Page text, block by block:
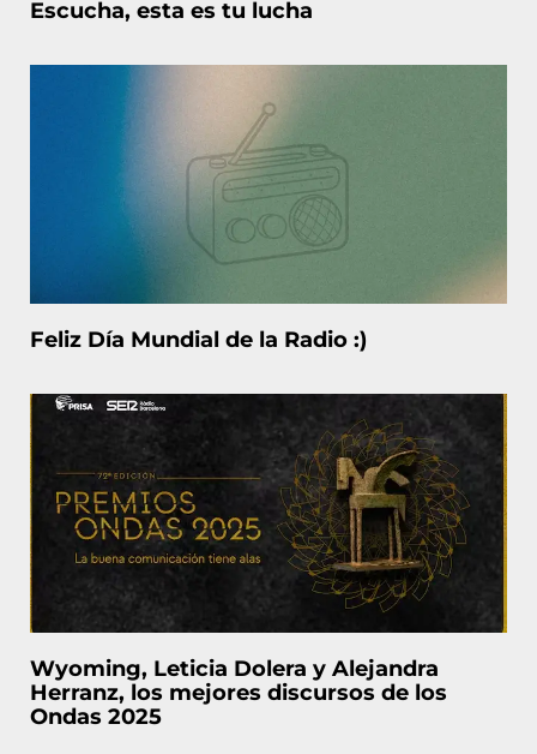
Escucha, esta es tu lucha
Feliz Día Mundial de la Radio :)
Wyoming, Leticia Dolera y Alejandra
Herranz, los mejores discursos de los
Ondas 2025